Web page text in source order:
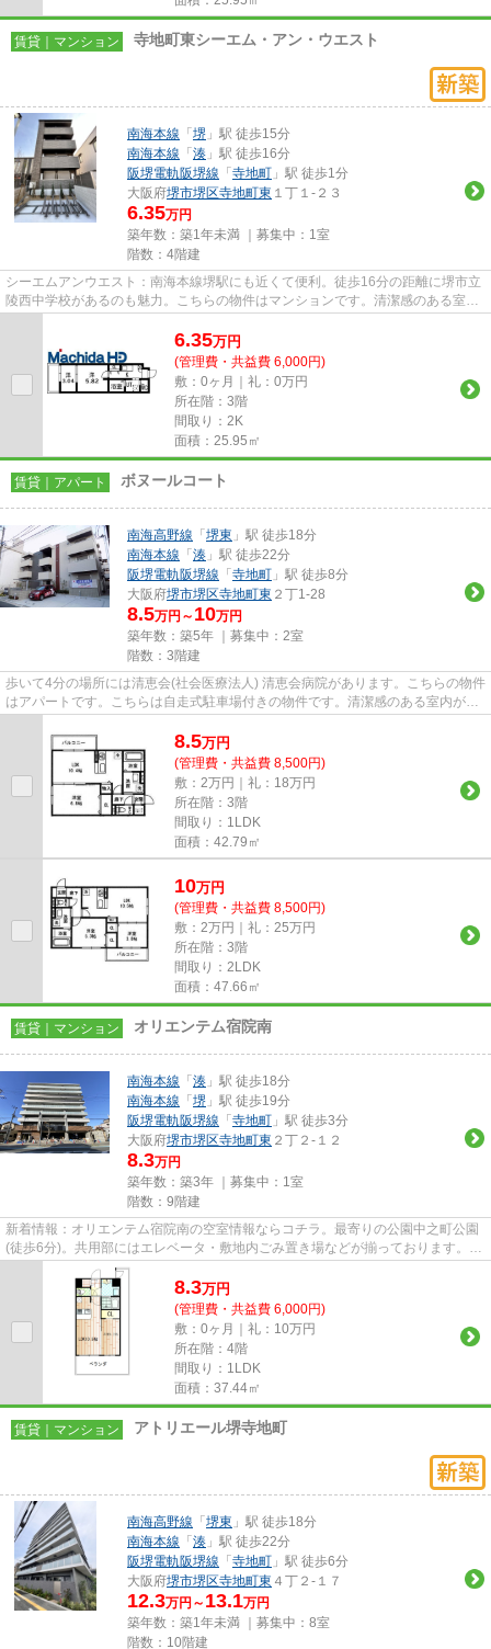
賃貸｜マンション 寺地町東シーエム・アン・ウエスト
南海本線 「 堺 」駅 徒歩15分
南海本線 「 湊 」駅 徒歩16分
阪堺電軌阪堺線 「 寺地町 」駅 徒歩1分
大阪府堺市堺区寺地町東 １丁１-２３
6.35万円
築年数：築1年未満 ｜募集中： 1室
階数：4階建
シーエムアンウエスト：南海本線堺駅にも近くて便利。徒歩16分の距離に堺市立
陵西中学校があるのも魅力。こちらの物件はマンションです。清潔感のある室内
6.35万円
(管理費・共益費 6,000円)
敷：0ヶ月｜礼：0万円
所在階：3階
間取り：2K
面積：25.95㎡
賃貸｜アパート ボヌールコート
南海高野線 「 堺東 」駅 徒歩18分
南海本線 「 湊 」駅 徒歩22分
阪堺電軌阪堺線 「 寺地町 」駅 徒歩8分
大阪府堺市堺区寺地町東 ２丁1-28
8.5万円～ 10万円
築年数：築5年 ｜募集中： 2室
階数：3階建
歩いて4分の場所には清恵会(社会医療法人) 清恵会病院があります。こちらの物件
はアパートです。こちらは自走式駐車場付きの物件です。清潔感のある室内が魅
8.5万円
(管理費・共益費 8,500円)
敷：2万円｜礼：18万円
所在階：3階
間取り：1LDK
面積：42.79㎡
10万円
(管理費・共益費 8,500円)
敷：2万円｜礼：25万円
所在階：3階
間取り：2LDK
面積：47.66㎡
賃貸｜マンション オリエンテム宿院南
南海本線 「 湊 」駅 徒歩18分
南海本線 「 堺 」駅 徒歩19分
阪堺電軌阪堺線 「 寺地町 」駅 徒歩3分
大阪府堺市堺区寺地町東 ２丁２-１２
8.3万円
築年数：築3年 ｜募集中： 1室
階数：9階建
新着情報：オリエンテム宿院南の空室情報ならコチラ。最寄りの公園中之町公園
(徒歩6分)。共用部にはエレベータ・敷地内ごみ置き場などが揃っております。造
りとデザインに関して、自信...
8.3万円
(管理費・共益費 6,000円)
敷：0ヶ月｜礼：10万円
所在階：4階
間取り：1LDK
面積：37.44㎡
賃貸｜マンション アトリエール堺寺地町
南海高野線 「 堺東 」駅 徒歩18分
南海本線 「 湊 」駅 徒歩22分
阪堺電軌阪堺線 「 寺地町 」駅 徒歩6分
大阪府堺市堺区寺地町東 ４丁２-１７
12.3万円～ 13.1万円
築年数：築1年未満 ｜募集中： 8室
階数：10階建